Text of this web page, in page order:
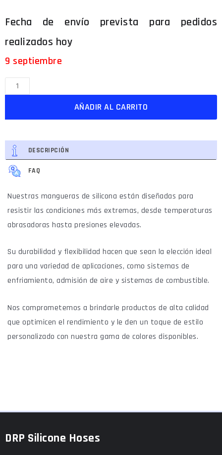
9 septiembre
AÑADIR AL CARRITO
DESCRIPCIÓN
FAQ
Nuestras mangueras de silicona están diseñadas para
resistir las condiciones más extremas, desde temperaturas
abrasadoras hasta presiones elevadas.
Su durabilidad y flexibilidad hacen que sean la elección ideal
para una variedad de aplicaciones, como sistemas de
enfriamiento, admisión de aire y sistemas de combustible.
Nos comprometemos a brindarle productos de alta calidad
que optimicen el rendimiento y le den un toque de estilo
personalizado con nuestra gama de colores disponibles.
DRP Silicone Hoses